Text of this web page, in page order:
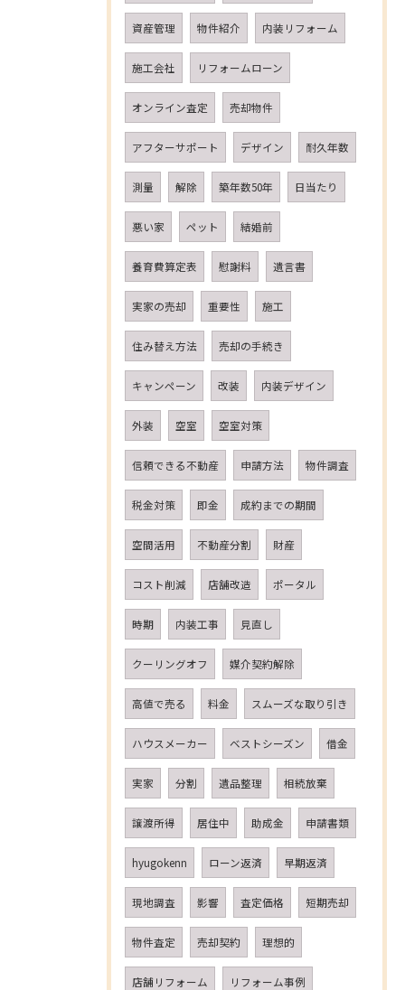
資産管理 物件紹介 内装リフォーム
施工会社 リフォームローン
オンライン査定 売却物件
アフターサポート デザイン 耐久年数
測量 解除 築年数50年 日当たり
悪い家 ペット 結婚前
養育費算定表 慰謝料 遺言書
実家の売却 重要性 施工
住み替え方法 売却の手続き
キャンペーン 改装 内装デザイン
外装 空室 空室対策
信頼できる不動産 申請方法 物件調査
税金対策 即金 成約までの期間
空間活用 不動産分割 財産
コスト削減 店舗改造 ポータル
時期 内装工事 見直し
クーリングオフ 媒介契約解除
高値で売る 料金 スムーズな取り引き
ハウスメーカー ベストシーズン 借金
実家 分割 遺品整理 相続放棄
譲渡所得 居住中 助成金 申請書類
hyugokenn ローン返済 早期返済
現地調査 影響 査定価格 短期売却
物件査定 売却契約 理想的
店舗リフォーム リフォーム事例